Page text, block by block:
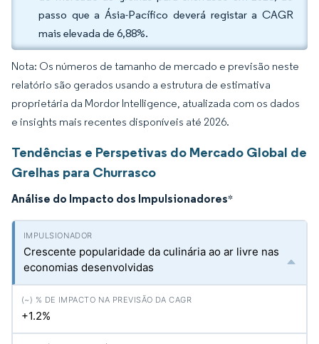
passo que a Ásia-Pacífico deverá registar a CAGR
mais elevada de 6,88%.
Nota: Os números de tamanho de mercado e previsão neste
relatório são gerados usando a estrutura de estimativa
proprietária da Mordor Intelligence, atualizada com os dados
e insights mais recentes disponíveis até 2026.
Tendências e Perspetivas do Mercado Global de
Grelhas para Churrasco
Análise do Impacto dos Impulsionadores*
Crescente popularidade da culinária ao ar livre nas
economias desenvolvidas
+1.2%